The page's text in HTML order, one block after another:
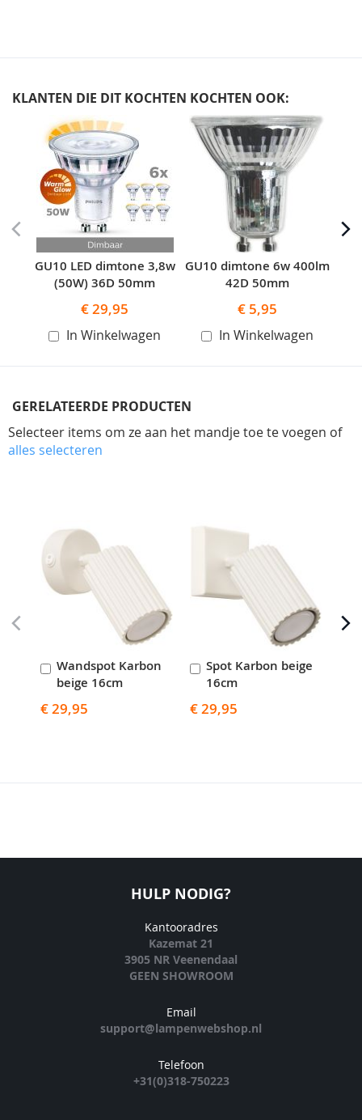
KLANTEN DIE DIT KOCHTEN KOCHTEN OOK:
Skip
carousel
GU10 LED dimtone 3,8w
(50W) 36D 50mm
€ 29,95
In Winkelwagen
GU10 dimtone 6w 400lm
42D 50mm
€ 5,95
In Winkelwagen
GERELATEERDE PRODUCTEN
Selecteer items om ze aan het mandje toe te voegen of
alles selecteren
Wandspot Karbon
beige 16cm
€ 29,95
In
Winkelwagen
Spot Karbon beige
16cm
€ 29,95
In
Winkelwagen
HULP NODIG?
Kantooradres
Kazemat 21
3905 NR Veenendaal
GEEN SHOWROOM
Email
support@lampenwebshop.nl
Telefoon
+31(0)318-750223